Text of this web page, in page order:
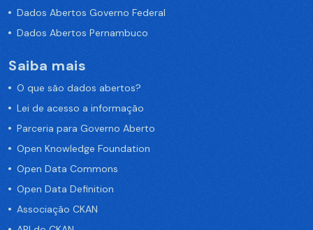
Dados Abertos Governo Federal
Dados Abertos Pernambuco
Saiba mais
O que são dados abertos?
Lei de acesso a informação
Parceria para Governo Aberto
Open Knowledge Foundation
Open Data Commons
Open Data Definition
Associação CKAN